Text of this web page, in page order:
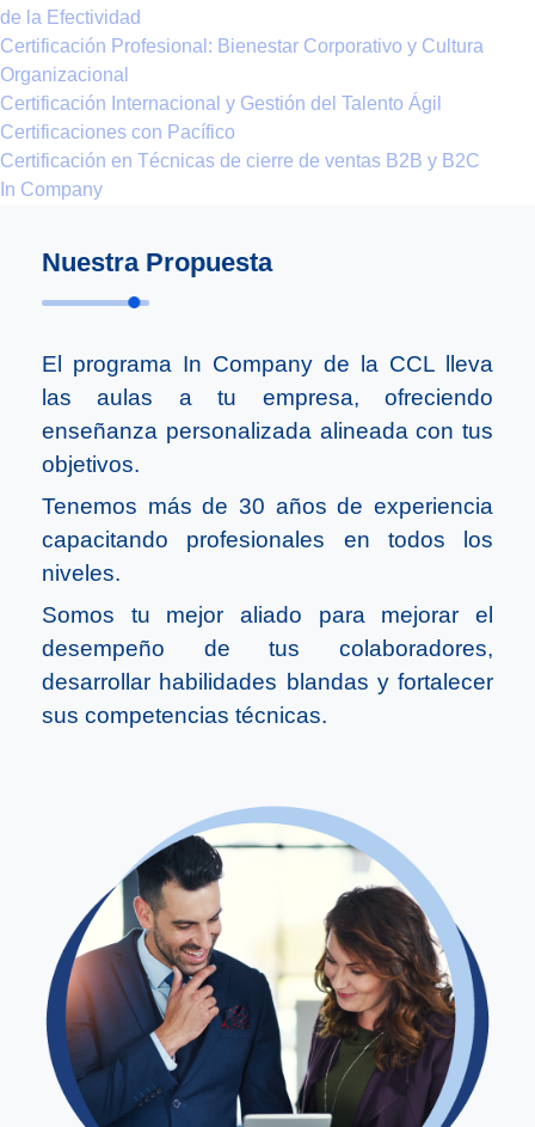
de la Efectividad
Certificación Profesional: Bienestar Corporativo y Cultura
Organizacional
Certificación Internacional y Gestión del Talento Ágil
Certificaciones con Pacífico
Certificación en Técnicas de cierre de ventas B2B y B2C
In Company
Nuestra Propuesta
El programa In Company de la CCL lleva
las aulas a tu empresa, ofreciendo
enseñanza personalizada alineada con tus
objetivos.
Tenemos más de 30 años de experiencia
capacitando profesionales en todos los
niveles.
Somos tu mejor aliado para mejorar el
desempeño de tus colaboradores,
desarrollar habilidades blandas y fortalecer
sus competencias técnicas.